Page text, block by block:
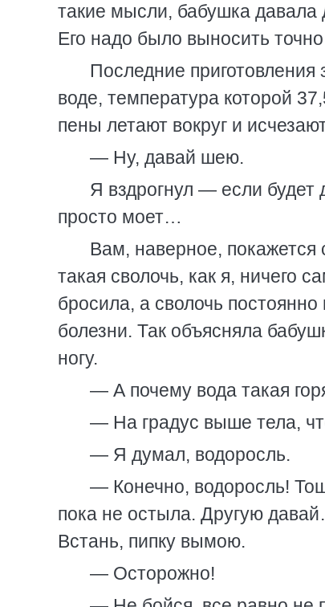
такие мысли, бабушка давала
Его надо было выносить точно
Последние
воде, температура которой
пены летают вокруг и
— Ну, давай шею.
Я вздрогнул — если
просто моет…
Вам, наверное,
такая сволочь, как я, ничего
бросила, а сволочь
болезни. Так объясняла
ногу.
— А почему вода такая
— На градус выше тела,
— Я думал, водоросль.
— Конечно, водоросль!
пока не остыла. Другую
Встань, пипку вымою.
— Осторожно!